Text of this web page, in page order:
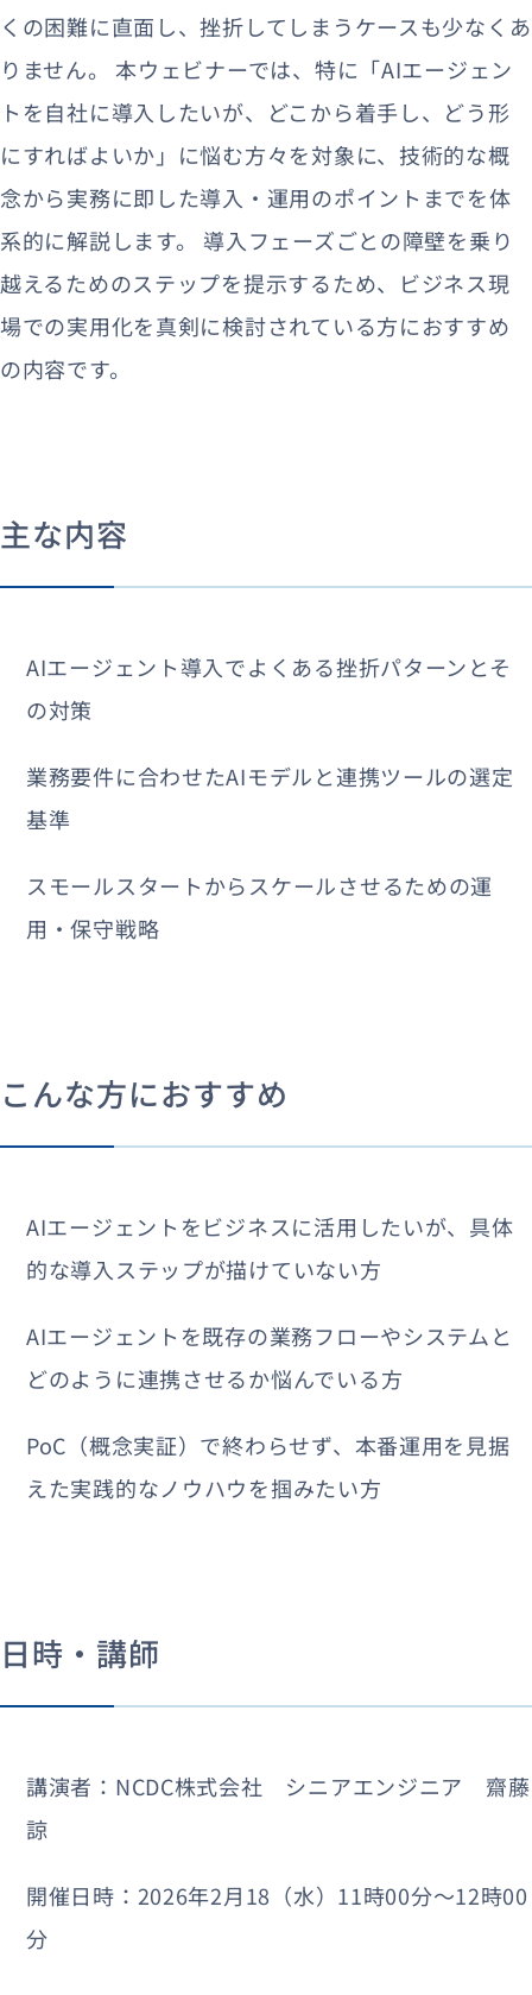
くの困難に直面し、挫折してしまうケースも少なくあ
りません。 本ウェビナーでは、特に「AIエージェン
トを自社に導入したいが、どこから着手し、どう形
にすればよいか」に悩む方々を対象に、技術的な概
念から実務に即した導入・運用のポイントまでを体
系的に解説します。 導入フェーズごとの障壁を乗り
越えるためのステップを提示するため、ビジネス現
場での実用化を真剣に検討されている方におすすめ
の内容です。
主な内容
AIエージェント導入でよくある挫折パターンとそ
の対策
業務要件に合わせたAIモデルと連携ツールの選定
基準
スモールスタートからスケールさせるための運
用・保守戦略
こんな方におすすめ
AIエージェントをビジネスに活用したいが、具体
的な導入ステップが描けていない方
AIエージェントを既存の業務フローやシステムと
どのように連携させるか悩んでいる方
PoC（概念実証）で終わらせず、本番運用を見据
えた実践的なノウハウを掴みたい方
日時・講師
講演者：NCDC株式会社 シニアエンジニア 齋藤
諒
開催日時：2026年2月18（水）11時00分〜12時00
分